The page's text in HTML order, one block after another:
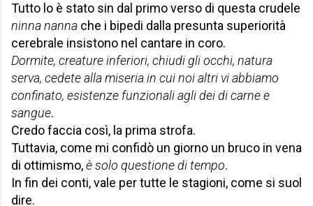
Tutto lo è stato sin dal primo verso di questa crudele
ninna nanna che i bipedi dalla presunta superiorità
cerebrale insistono nel cantare in coro.
Dormite, creature inferiori, chiudi gli occhi, natura
serva, cedete alla miseria in cui noi altri vi abbiamo
confinato, esistenze funzionali agli dei di carne e
sangue.
Credo faccia così, la prima strofa.
Tuttavia, come mi confidò un giorno un bruco in vena
di ottimismo,è solo questione di tempo.
In fin dei conti, vale per tutte le stagioni, come si suol
dire.